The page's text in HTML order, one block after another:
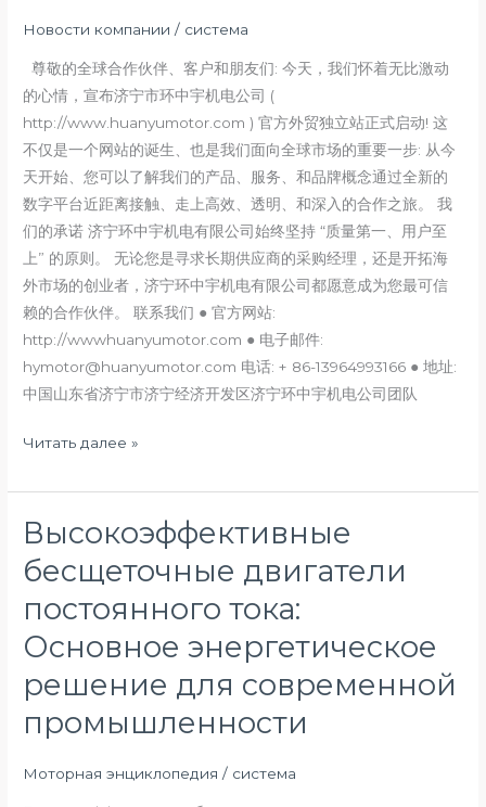
Новости компании / система
尊敬的全球合作伙伴、客户和朋友们: 今天，我们怀着无比激动
的心情，宣布济宁市环中宇机电公司 (
http://www.huanyumotor.com ) 官方外贸独立站正式启动! 这
不仅是一个网站的诞生、也是我们面向全球市场的重要一步: 从今
天开始、您可以了解我们的产品、服务、和品牌概念通过全新的
数字平台近距离接触、走上高效、透明、和深入的合作之旅。 我
们的承诺 济宁环中宇机电有限公司始终坚持 “质量第一、用户至
上” 的原则。 无论您是寻求长期供应商的采购经理，还是开拓海
外市场的创业者，济宁环中宇机电有限公司都愿意成为您最可信
赖的合作伙伴。 联系我们 ● 官方网站:
http://wwwhuanyumotor.com ● 电子邮件:
hymotor@huanyumotor.com 电话: + 86-13964993166 ● 地址:
中国山东省济宁市济宁经济开发区济宁环中宇机电公司团队
и
создавая
лучшее
будущее
вместе
Читать далее »
Высокоэффективные
бесщеточные двигатели
постоянного тока:
Основное энергетическое
решение для современной
промышленности
Моторная энциклопедия / система
Высокоэффективные
бесщеточные
двигатели
постоянного
тока:
Основное
энергетическое
решение
для
современной